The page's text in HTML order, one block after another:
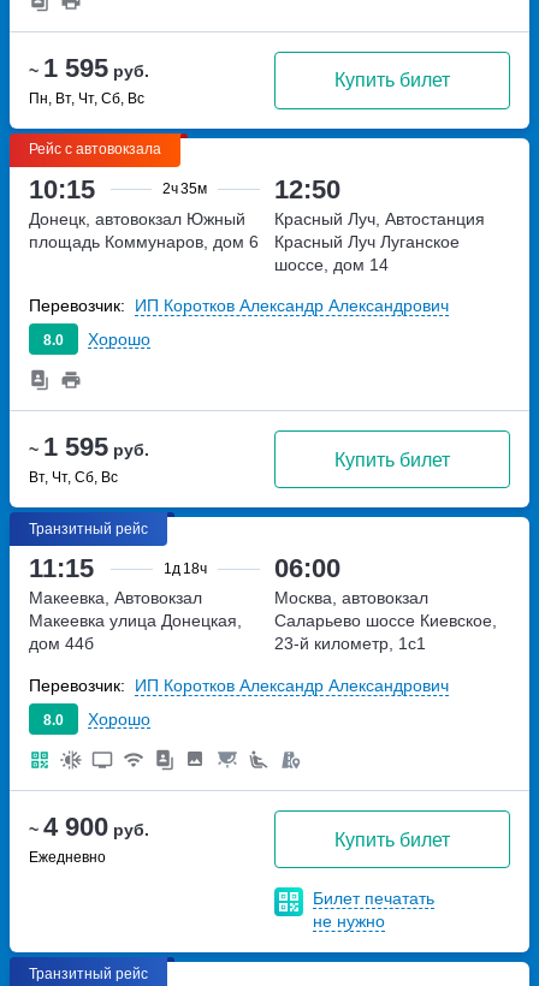
~ 1 595 руб.
Пн, Вт, Чт, Сб, Вс
Купить билет
Рейс с автовокзала
10:15 2ч35м 12:50
~ 1 595 руб.
Вт, Чт, Сб, Вс
Купить билет
Донецк, автовокзал Южный
площадь Коммунаров, дом 6
Красный Луч, Автостанция
Красный Луч Луганское
шоссе, дом 14
8.0 Хорошо
Перевозчик: ИП Коротков Александр Александрович
Транзитный рейс
11:15 1д 18ч 06:00
~ 4 900 руб.
Ежедневно
Купить билет
Билет печатать
не нужно
Макеевка, Автовокзал
Макеевка улица Донецкая,
дом 44б
Москва, автовокзал
Саларьево шоссе Киевское,
23-й километр, 1с1
8.0 Хорошо
Перевозчик: ИП Коротков Александр Александрович
Транзитный рейс